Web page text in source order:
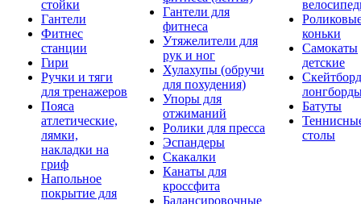
стойки
Гантели
Фитнес
станции
Гири
Ручки и тяги
для тренажеров
Пояса
атлетические,
лямки,
накладки на
гриф
Напольное
покрытие для
Гантели для
фитнеса
Утяжелители для
рук и ног
Хулахупы (обручи
для похудения)
Упоры для
отжиманий
Ролики для пресса
Эспандеры
Скакалки
Канаты для
кроссфита
Балансировочные
коньки
Самокаты
детские
Батуты
столы